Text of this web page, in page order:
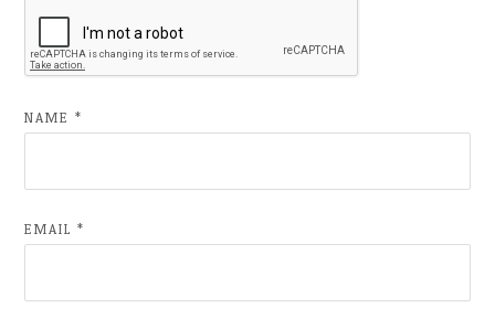
NAME*
EMAIL*